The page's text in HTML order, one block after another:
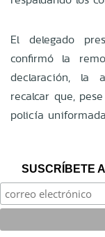
El delegado
confirmó la
declaración, la
recalcar que,
policía
SUSCRÍBETE